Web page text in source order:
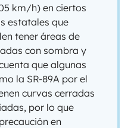
km/h) en ciertos
estatales que
tener áreas de
con sombra y
que algunas
la SR-89A por el
curvas cerradas
por lo que
en